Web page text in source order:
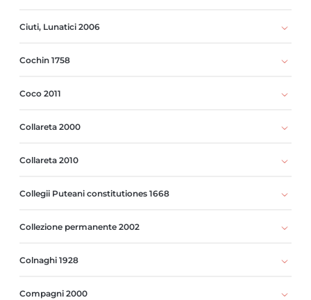
Ciuti, Lunatici 2006
Cochin 1758
Coco 2011
Collareta 2000
Collareta 2010
Collegii Puteani constitutiones 1668
Collezione permanente 2002
Colnaghi 1928
Compagni 2000